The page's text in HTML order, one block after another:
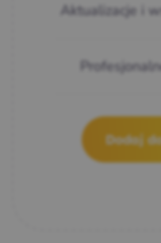
Aktualizacje i
Dodaj